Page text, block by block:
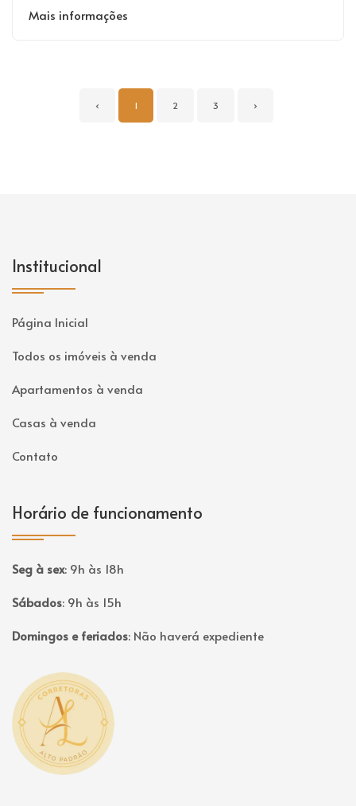
Mais informações
‹ 1 2 3 ›
Institucional
Página Inicial
Todos os imóveis à venda
Apartamentos à venda
Casas à venda
Contato
Horário de funcionamento
Seg à sex: 9h às 18h
Sábados: 9h às 15h
Domingos e feriados: Não haverá expediente
Página inicial